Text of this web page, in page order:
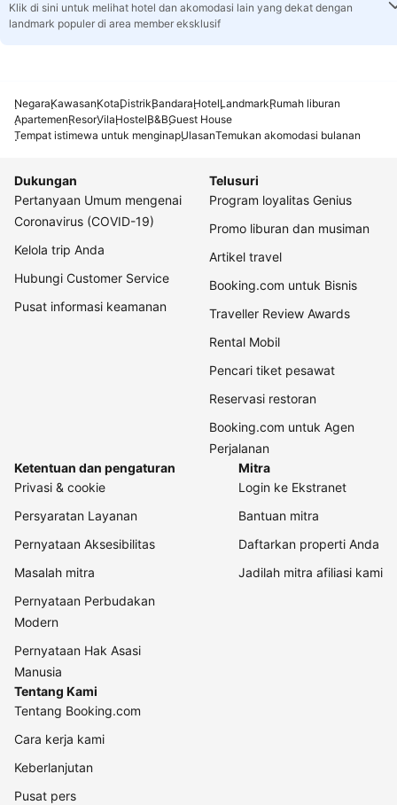
Klik di sini untuk melihat hotel dan akomodasi lain yang dekat dengan
landmark populer di area member eksklusif
NegaraKawasanKotaDistrikBandaraHotelLandmarkRumah liburan
ApartemenResorVilaHostelB&BGuest House
Tempat istimewa untuk menginapUlasanTemukan akomodasi bulanan
Dukungan
Pertanyaan Umum mengenai
Coronavirus (COVID-19)
Kelola trip Anda
Hubungi Customer Service
Pusat informasi keamanan
Telusuri
Program loyalitas Genius
Promo liburan dan musiman
Artikel travel
Booking.com untuk Bisnis
Traveller Review Awards
Rental Mobil
Pencari tiket pesawat
Reservasi restoran
Booking.com untuk Agen
Perjalanan
Ketentuan dan pengaturan
Privasi & cookie
Persyaratan Layanan
Pernyataan Aksesibilitas
Masalah mitra
Pernyataan Perbudakan
Modern
Pernyataan Hak Asasi
Manusia
Mitra
Login ke Ekstranet
Bantuan mitra
Daftarkan properti Anda
Jadilah mitra afiliasi kami
Tentang Kami
Tentang Booking.com
Cara kerja kami
Keberlanjutan
Pusat pers